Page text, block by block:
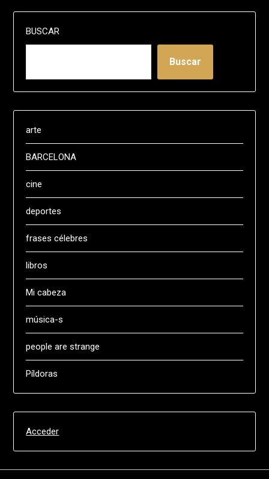
BUSCAR
Buscar
arte
BARCELONA
cine
deportes
frases célebres
libros
Mi cabeza
música-s
people are strange
Píldoras
Acceder